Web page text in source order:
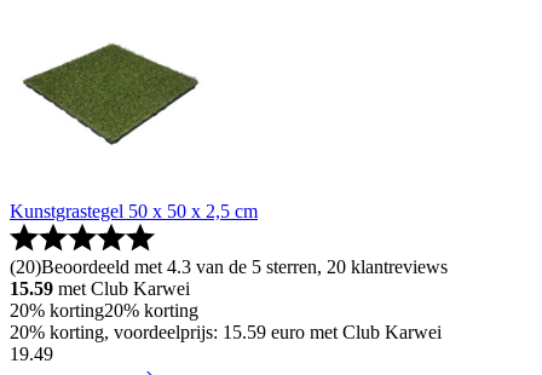
Kunstgrastegel 50 x 50 x 2,5 cm
(20)Beoordeeld met 4.3 van de 5 sterren, 20 klantreviews
15.59 met Club Karwei
20% korting20% korting
20% korting, voordeelprijs: 15.59 euro met Club Karwei
19.49